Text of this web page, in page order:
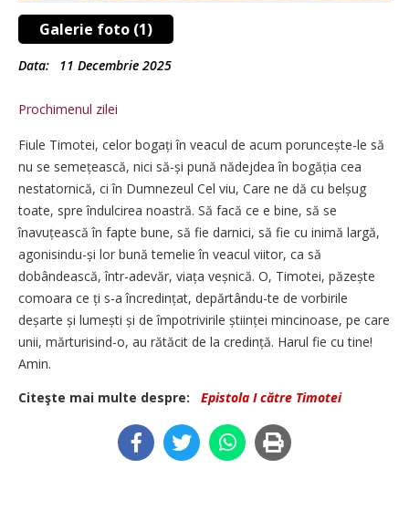
Galerie foto (1)
Data: 11 Decembrie 2025
Prochimenul zilei
Fiule Timotei, celor bogați în veacul de acum poruncește-le să
nu se semețească, nici să-și pună nădejdea în bogăția cea
nestatornică, ci în Dumnezeul Cel viu, Care ne dă cu belșug
toate, spre îndulcirea noastră. Să facă ce e bine, să se
înavuțească în fapte bune, să fie darnici, să fie cu inimă largă,
agonisindu-și lor bună temelie în veacul viitor, ca să
dobândească, într-adevăr, viața veșnică. O, Timotei, păzește
comoara ce ți s-a încredințat, depărtându-te de vorbirile
deșarte și lumești și de împotrivirile științei mincinoase, pe care
unii, mărturisind-o, au rătăcit de la credință. Harul fie cu tine!
Amin.
Citeşte mai multe despre:
Epistola I către Timotei